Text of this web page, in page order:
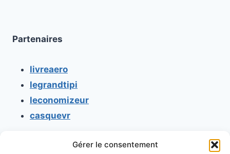
Gérer le consentement
Partenaires
livreaero
legrandtipi
leconomizeur
casquevr